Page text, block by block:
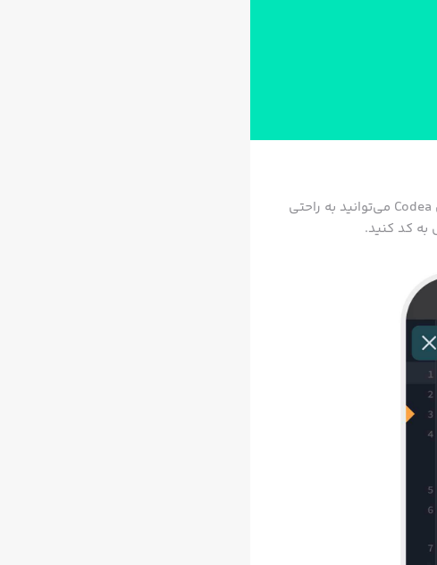
برنامه‌نویسی و کد زدن، هیچوقت تا این حد آسان و لذت‌بخش نبود! در اپلیکیشن کاربردی Codea می‌توانید به راحتی